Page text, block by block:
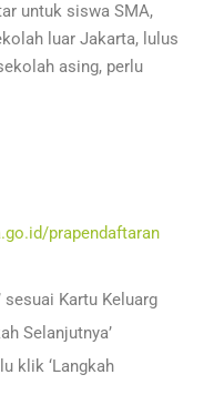
untuk siswa SMA,
luar Jakarta, lulus
asing, perlu
prapendaftaran
sesuai Kartu Keluarg
Selanjutnya’
klik ‘Langkah